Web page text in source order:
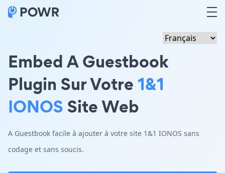
Embed A Guestbook
Plugin Sur Votre1&1
IONOSSite Web
A Guestbook facile à ajouter à votre site 1&1 IONOS sans
codage et sans soucis.